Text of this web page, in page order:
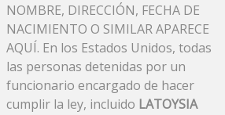
NOMBRE, DIRECCIÓN, FECHA DE
NACIMIENTO O SIMILAR APARECE
AQUÍ. En los Estados Unidos, todas
las personas detenidas por un
funcionario encargado de hacer
cumplir la ley, incluido LATOYSIA